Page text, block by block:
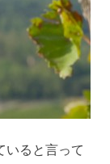
いると言って